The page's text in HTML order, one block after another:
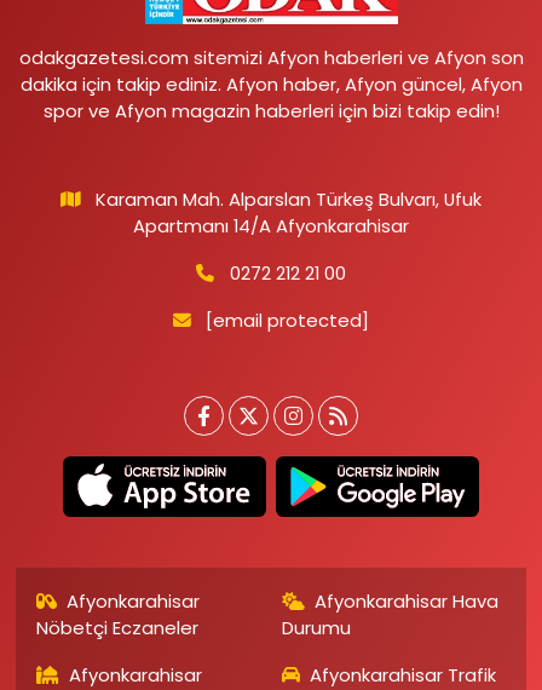
odakgazetesi.com sitemizi Afyon haberleri ve Afyon son
dakika için takip ediniz. Afyon haber, Afyon güncel, Afyon
spor ve Afyon magazin haberleri için bizi takip edin!
Karaman Mah. Alparslan Türkeş Bulvarı, Ufuk
Apartmanı 14/A Afyonkarahisar
0272 212 21 00
[email protected]
Afyonkarahisar
Nöbetçi Eczaneler
Afyonkarahisar Hava
Durumu
Afyonkarahisar
Afyonkarahisar Trafik